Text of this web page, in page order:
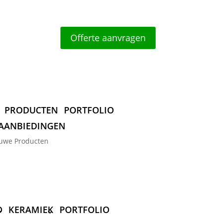
Offerte aanvragen
PRODUCTEN PORTFOLIO
Producten
KERAMIEK PORTFOLIO